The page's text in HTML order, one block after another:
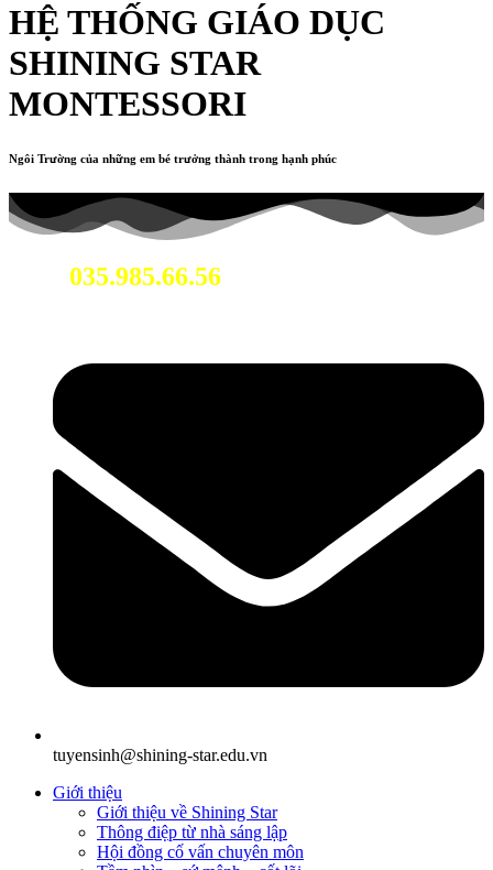
HỆ THỐNG GIÁO DỤC
SHINING STAR
MONTESSORI
Ngôi Trường của những em bé trưởng thành trong hạnh phúc
035.985.66.56
tuyensinh@shining-star.edu.vn
Giới thiệu
Giới thiệu về Shining Star
Thông điệp từ nhà sáng lập
Hội đồng cố vấn chuyên môn